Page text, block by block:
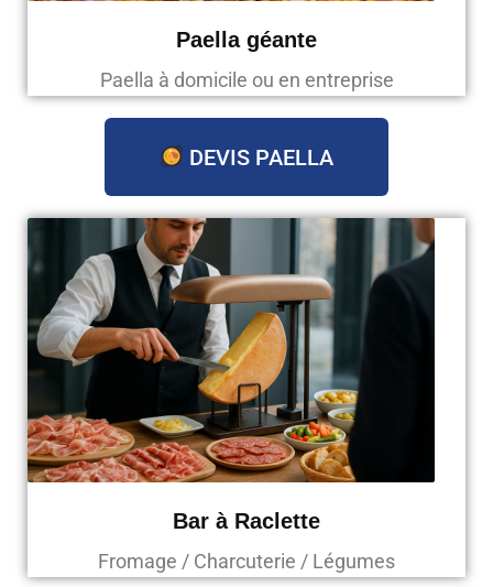
Paella géante
Paella à domicile ou en entreprise
DEVIS PAELLA
Bar à Raclette
Fromage / Charcuterie / Légumes